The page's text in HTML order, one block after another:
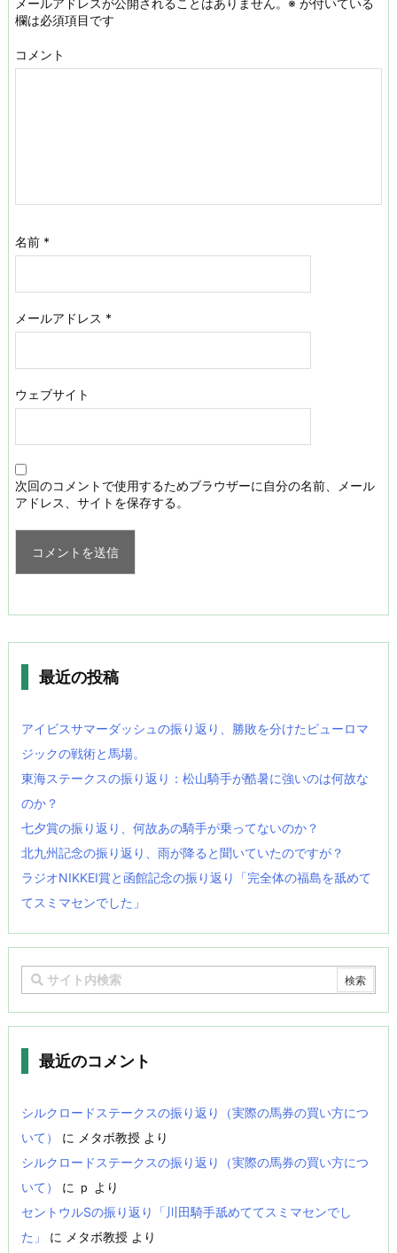
メールアドレスが公開されることはありません。 ※ が付いている
欄は必須項目です
コメント
名前 *
メールアドレス *
ウェブサイト
次回のコメントで使用するためブラウザーに自分の名前、メール
アドレス、サイトを保存する。
最近の投稿
アイビスサマーダッシュの振り返り、勝敗を分けたピューロマ
ジックの戦術と馬場。
東海ステークスの振り返り：松山騎手が酷暑に強いのは何故な
のか？
七夕賞の振り返り、何故あの騎手が乗ってないのか？
北九州記念の振り返り、雨が降ると聞いていたのですが？
ラジオNIKKEI賞と函館記念の振り返り「完全体の福島を舐めて
てスミマセンでした」
最近のコメント
シルクロードステークスの振り返り（実際の馬券の買い方につ
いて）
に メタボ教授 より
シルクロードステークスの振り返り（実際の馬券の買い方につ
いて）
に ｐ より
セントウルSの振り返り「川田騎手舐めててスミマセンでし
た」
に メタボ教授 より